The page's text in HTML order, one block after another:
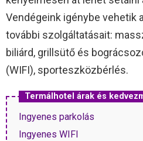
Vendégeink igénybe vehetik
további szolgáltatásait:
biliárd, grillsütő és
(WIFI), sporteszközbérlés.
Termálhotel árak és
Ingyenes parkolás
Ingyenes WIFI